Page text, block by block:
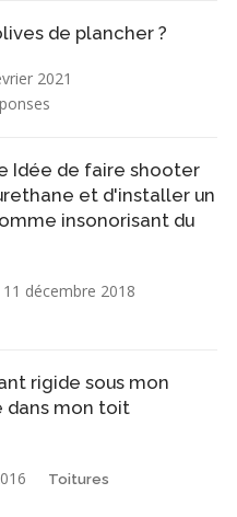
de plancher ?
2021
Idée de faire shooter
et d'installer un
insonorisant du
11 décembre 2018
rigide sous mon
dans mon toit
Toitures